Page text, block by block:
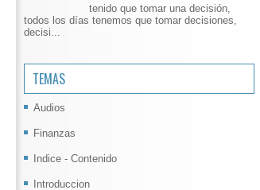
tenido que tomar una decisión,
todos los días tenemos que tomar decisiones,
decisi...
TEMAS
Audios
Finanzas
Indice - Contenido
Introduccion